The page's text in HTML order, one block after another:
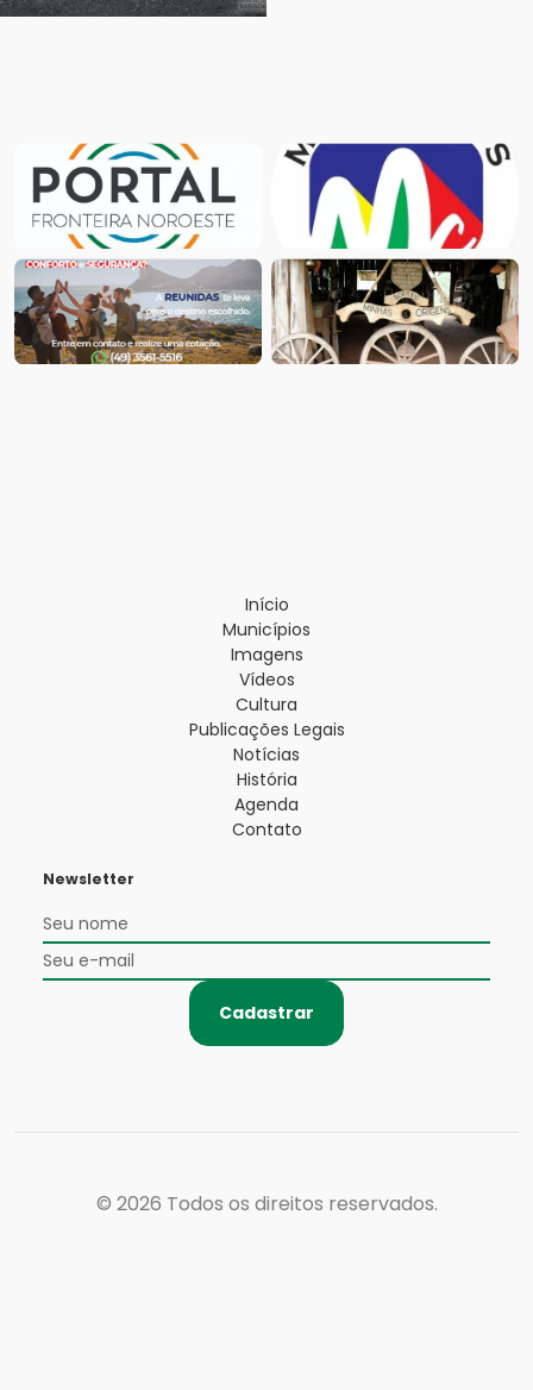
Início
Municípios
Imagens
Vídeos
Cultura
Publicações Legais
Notícias
História
Agenda
Contato
Newsletter
Cadastrar
© 2026 Todos os direitos reservados.